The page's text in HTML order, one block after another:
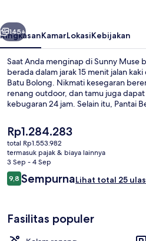
Berikutnya
145+
RingkasanKamarLokasiKebijakan
Saat Anda menginap di Sunny Muse
berada dalam jarak 15 menit jalan
Batu Bolong. Nikmati kesegaran
renang outdoor, dan tamu juga
kebugaran 24 jam. Selain itu, Pantai
Harga
saat
ini
Rp1.284.283
Rp1.284.283
total Rp1.553.982
termasuk pajak & biaya lainnya
3 Sep - 4 Sep
Ulasan
9,89,8 dari 10
SempurnaLihat total 25
Fasilitas populer